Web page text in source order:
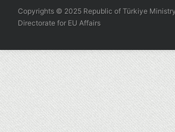
Copyrights © 2025 Republic of Türkiye
Directorate for EU Affairs